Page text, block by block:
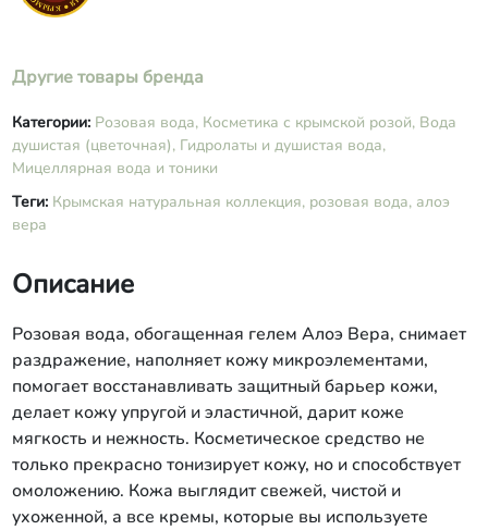
Другие товары бренда
Категории: Розовая вода, Косметика с крымской розой, Вода
душистая (цветочная), Гидролаты и душистая вода,
Мицеллярная вода и тоники
Теги: Крымская натуральная коллекция, розовая вода, алоэ
вера
Описание
Розовая вода, обогащенная гелем Алоэ Вера, снимает
раздражение, наполняет кожу микроэлементами,
помогает восстанавливать защитный барьер кожи,
делает кожу упругой и эластичной, дарит коже
мягкость и нежность. Косметическое средство не
только прекрасно тонизирует кожу, но и способствует
омоложению. Кожа выглядит свежей, чистой и
ухоженной, а все кремы, которые вы используете